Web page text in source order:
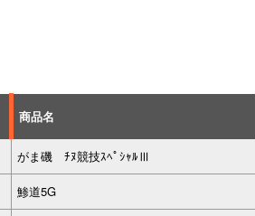
商品名
がま磯 ﾁﾇ競技ｽﾍﾟｼｬﾙⅢ
鯵道5G